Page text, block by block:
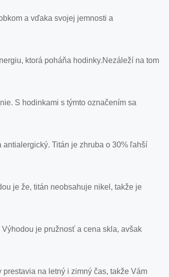
a vďaka svojej jemnosti a
ktorá poháňa hodinky.Nezáleží na tom
S hodinkami s týmto označením sa
Titán je zhruba o 30% ľahší
je že, titán neobsahuje nikel, takže je
je pružnosť a cena skla, avšak
na letný i zimný čas, takže Vám